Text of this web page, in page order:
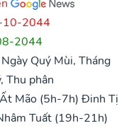
2044
2044
Quý Mùi, Tháng
Thu phân
Ất Mão (5h-7h) Đinh Tị
Tuất (19h-21h)